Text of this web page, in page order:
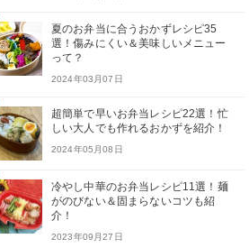
夏のお弁当に合うおかずレシピ35
選！傷みにくい＆美味しいメニュー
って？
2024年03月07日
超簡単で早いお弁当レシピ22選！忙
しい大人でも作れるおかずを紹介！
2024年05月08日
冷やし中華のお弁当レシピ11選！麺
がのびない＆固まらないコツも紹
介！
2023年09月27日